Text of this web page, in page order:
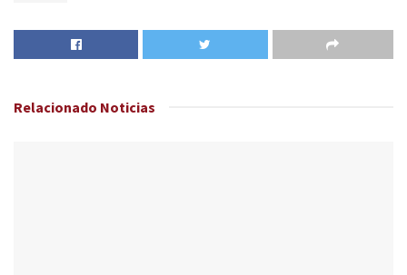
Relacionado Noticias